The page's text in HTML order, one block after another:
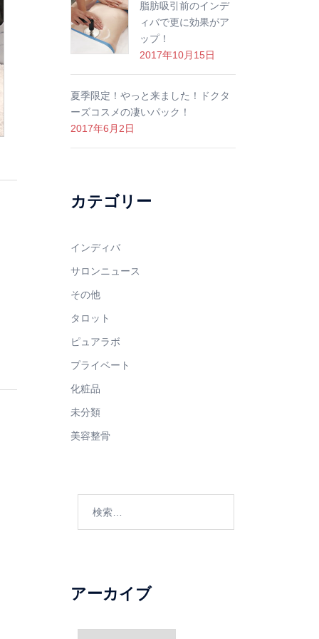
脂肪吸引前のインデ
ィバで更に効果がア
ップ！
2017年10月15日
夏季限定！やっと来ました！ドクタ
ーズコスメの凄いパック！
2017年6月2日
カテゴリー
インディバ
サロンニュース
その他
タロット
ピュアラボ
プライベート
化粧品
未分類
美容整骨
検
アーカイブ
ア